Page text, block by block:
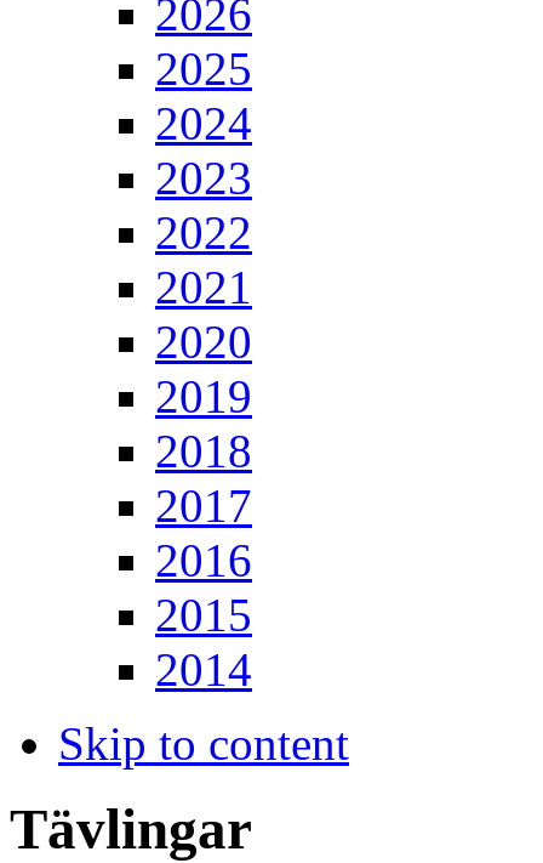
2026
2025
2024
2023
2022
2021
2020
2019
2018
2017
2016
2015
2014
Skip to content
Tävlingar